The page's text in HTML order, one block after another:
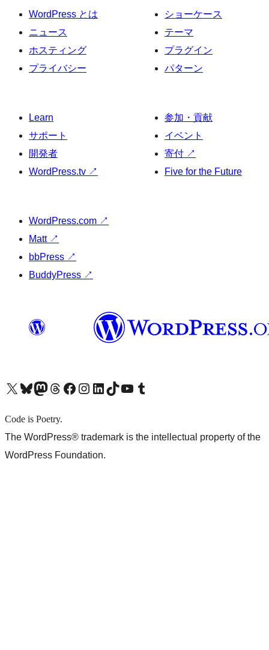
WordPress とは
ニュース
ホスティング
プライバシー
ショーケース
テーマ
プラグイン
パターン
Learn
サポート
開発者
WordPress.tv ↗
参加・貢献
イベント
寄付 ↗
Five for the Future
WordPress.com ↗
Matt ↗
bbPress ↗
BuddyPress ↗
X (旧 Twitter) アカウントへBluesky アカウントへMastodon アカウントへThreads アカウントへ Facebook ページへInstagram アカウントへ LinkedIn アカウントへTikTok アカウントへYouTube チャンネルへ Tumblr アカウントへ
Code is Poetry.
The WordPress® trademark is the intellectual property of the
WordPress Foundation.